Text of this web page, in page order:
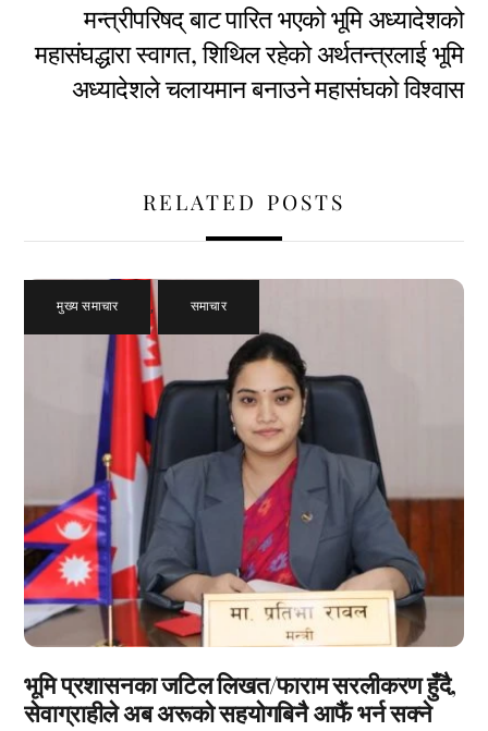
मन्त्रीपरिषद् बाट पारित भएको भूमि अध्यादेशको
महासंघद्धारा स्वागत, शिथिल रहेको अर्थतन्त्रलाई भूमि
अध्यादेशले चलायमान बनाउने महासंघको विश्वास
RELATED POSTS
मुख्य समाचार , समाचार
भूमि प्रशासनका जटिल लिखत/फाराम सरलीकरण हुँदै,
सेवाग्राहीले अब अरूको सहयोगबिनै आफैं भर्न सक्ने